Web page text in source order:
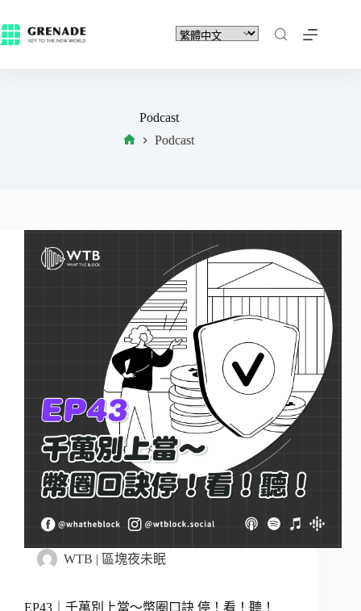
Podcast
Podcast
WTB | 區塊夜未眠
EP43｜千萬別上當～幣圈口訣 停！看！聽！